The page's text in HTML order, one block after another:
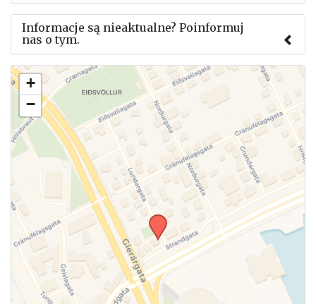
Informacje są nieaktualne? Poinformuj
nas o tym.
Użyj tego formularza aby przesłać informację o
zmianach w powyższym mityngu.
+
−